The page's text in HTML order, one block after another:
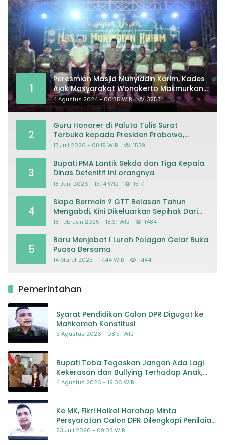
1
Peresmian Masjid Muhyiddin Karim, Kades
Ajak Masyarakat Wonokerto Makmurkan
Masjid
4 Agustus 2024 - 00:35 WIB 3253
2
Guru Honorer di Paluta Tulis Surat
Terbuka kepada Presiden Prabowo,
Mohon Keadilan atas Dugaan
17 Juli 2026 - 08:19 WIB 1539
3
Bupati PMA Lantik Sekda dan Tiga Kepala
Dinas Defenitif Ini orangnya
18 Juni 2026 - 13:14 WIB 1517
4
Siapa Bermain ? GTT Belasan Tahun
Mengabdi, Kini Dikeluarkan Sepihak Dari
Dapodik
18 Februari 2025 - 18:31 WIB 1484
5
Baru Menjabat ! Lurah Polagan Gelar Buka
Puasa Bersama
14 Maret 2025 - 17:44 WIB 1444
Pemerintahan
Syarat Pendidikan Calon DPR Digugat ke
Mahkamah Konstitusi
5 Agustus 2026 - 08:51 WIB
Bupati Toba Tegaskan Jangan Ada Lagi
Kekerasan dan Bullying Terhadap Anak,
Dorong Kolaborasi Seluruh Pihak
4 Agustus 2026 - 19:06 WIB
Ke MK, Fikri Haikal Harahap Minta
Persyaratan Calon DPR Dilengkapi Penilaian
Kompetensi
23 Juli 2026 - 09:03 WIB